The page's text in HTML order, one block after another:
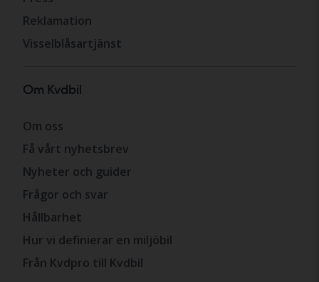
Reklamation
Visselblåsartjänst
Om Kvdbil
Om oss
Få vårt nyhetsbrev
Nyheter och guider
Frågor och svar
Hållbarhet
Hur vi definierar en miljöbil
Från Kvdpro till Kvdbil